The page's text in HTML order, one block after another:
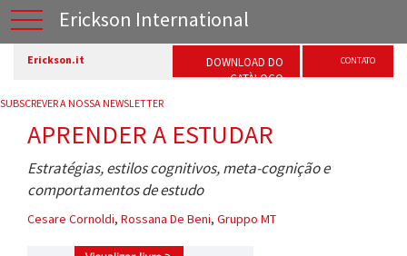
Erickson International
Erickson.it
DOWNLOAD DO
CATÀLOGO
CONTATO
SUBSCREVER A NOSSA NEWSLETTER
APRENDER A ESTUDAR
Estratégias, estilos cognitivos, meta-cognição e
comportamentos de estudo
Cesare Cornoldi, Rossana De Beni, Gruppo MT